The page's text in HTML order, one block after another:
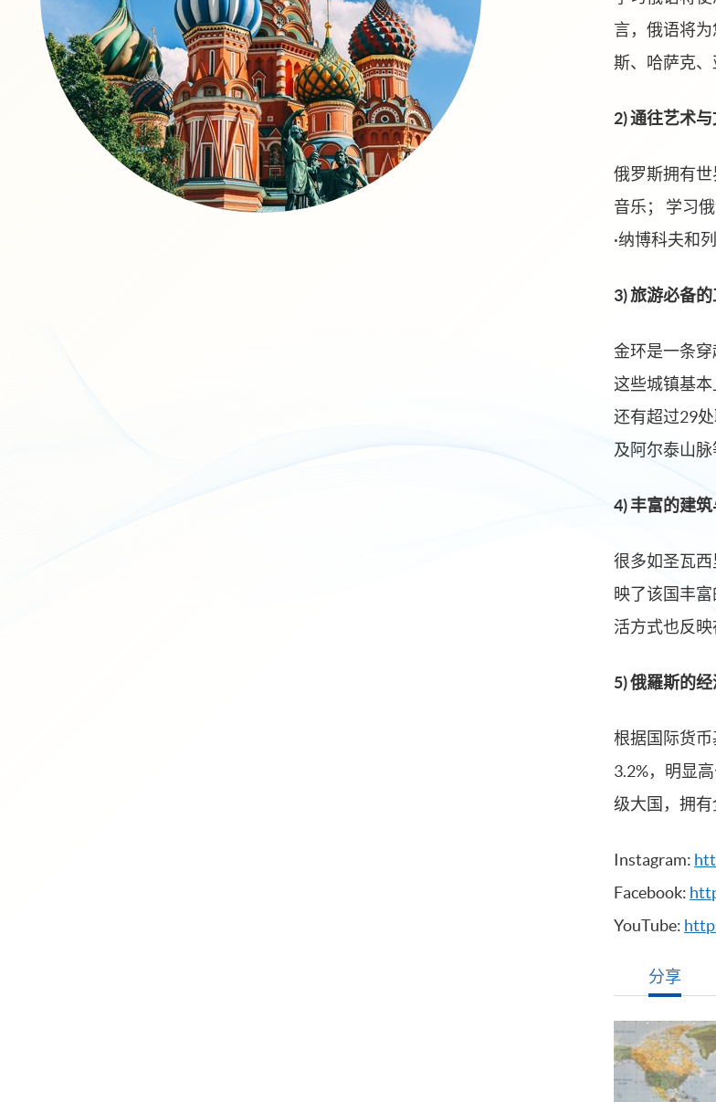
言，俄语将
斯、哈萨克、
2) 通往艺术
俄罗斯拥有
音乐； 学习
·纳博科夫和
3) 旅游必备
金环是一条穿
这些城镇基
还有超过29
及阿尔泰山脉
4)丰富的建
很多如圣瓦
映了该国丰
活方式也反映
5) 俄羅斯的
根据国际货
3.2%，明显
级大国，拥有
Instagram:
Facebook:
YouTube:
分享